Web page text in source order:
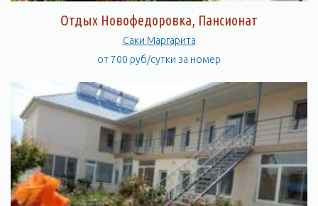
Отдых Новофедоровка, Пансионат
Саки Mаргарита
от 700 руб/сутки за номер